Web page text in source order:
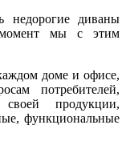
недорогие диваны
момент мы с этим
доме и офисе,
потребителей,
продукции,
функциональные